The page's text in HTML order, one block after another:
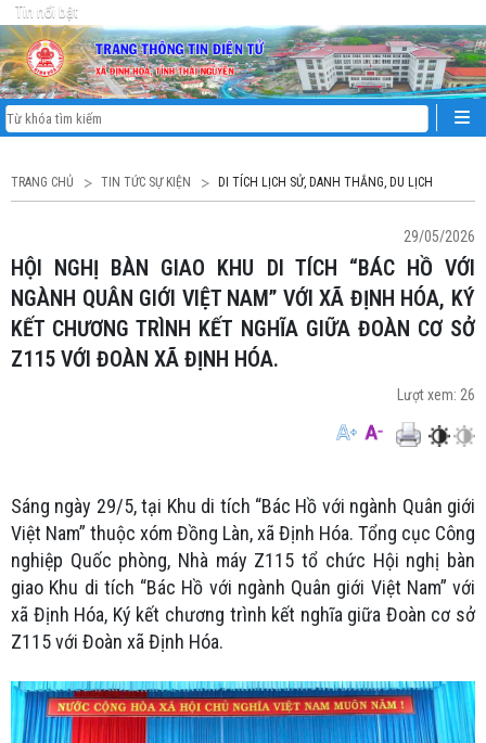
Tin nổi bật
TRANG CHỦ TIN TỨC SỰ KIỆN DI TÍCH LỊCH SỬ, DANH THẮNG, DU LỊCH
29/05/2026
HỘI NGHỊ BÀN GIAO KHU DI TÍCH “BÁC HỒ VỚI
NGÀNH QUÂN GIỚI VIỆT NAM” VỚI XÃ ĐỊNH HÓA, KÝ
KẾT CHƯƠNG TRÌNH KẾT NGHĨA GIỮA ĐOÀN CƠ SỞ
Z115 VỚI ĐOÀN XÃ ĐỊNH HÓA.
Lượt xem: 26
Sáng ngày 29/5, tại Khu di tích “Bác Hồ với ngành Quân giới
Việt Nam” thuộc xóm Đồng Làn, xã Định Hóa. Tổng cục Công
nghiệp Quốc phòng, Nhà máy Z115 tổ chức Hội nghị bàn
giao Khu di tích “Bác Hồ với ngành Quân giới Việt Nam” với
xã Định Hóa, Ký kết chương trình kết nghĩa giữa Đoàn cơ sở
Z115 với Đoàn xã Định Hóa.